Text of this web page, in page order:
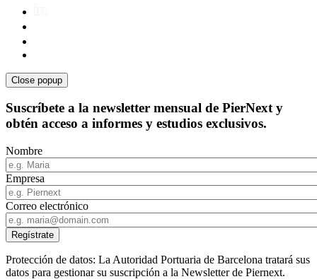
Close popup
Suscríbete a la newsletter mensual de PierNext y
obtén acceso a informes y estudios exclusivos.
Nombre
Empresa
Correo electrónico
Protección de datos: La Autoridad Portuaria de Barcelona tratará sus
datos para gestionar su suscripción a la Newsletter de Piernext.